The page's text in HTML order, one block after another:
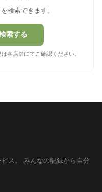
検索できます。
索する
各店舗にてご確認ください。
ス。
みんなの記録から自分